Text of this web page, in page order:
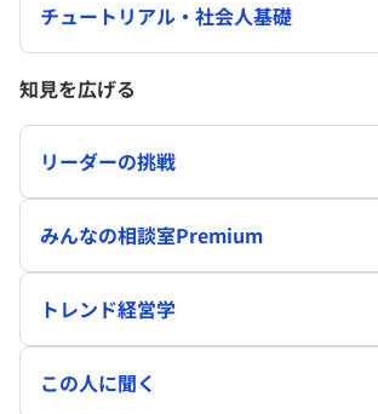
チュートリアル・社会人基礎
知見を広げる
リーダーの挑戦
みんなの相談室Premium
トレンド経営学
この人に聞く